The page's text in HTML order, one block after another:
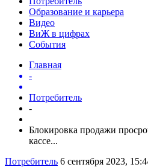
Образование и карьера
Видео
ВиЖ в цифрах
События
Главная
-
Потребитель
-
Блокировка продажи
кассе...
Потребитель 6 сентября 2023,